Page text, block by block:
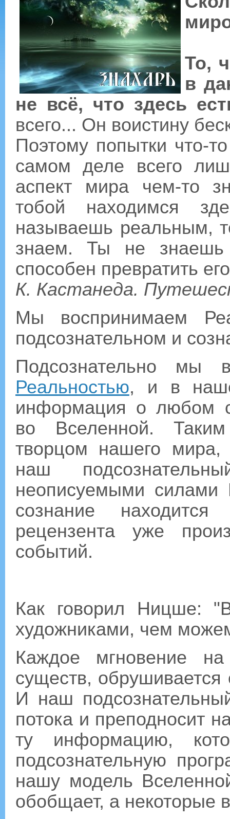
То,
в
не всё, что здесь
всего... Он воистину
Поэтому попытки что-
самом деле всего
аспект мира чем-то
тобой находимся
называешь реальным,
знаем. Ты не
способен превратить
К. Кастанеда.
Мы воспринимаем
подсознательном и
Подсознательно мы
Реальностью, и в
информация о любом
во Вселенной.
творцом нашего мира,
наш
неописуемыми
сознание
рецензента уже
событий.
Как говорил Ницше:
художниками, чем
Каждое мгновение
существ,
И наш
потока и преподносит
ту информацию,
подсознательную
нашу модель
обобщает, а некоторые